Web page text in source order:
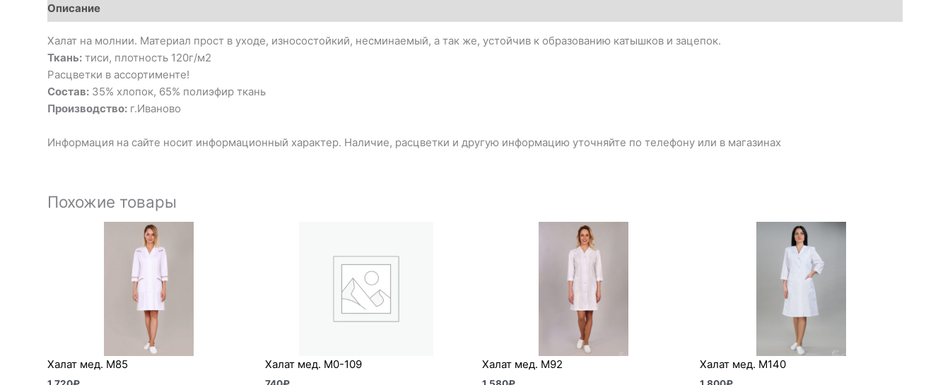
Описание
Халат на молнии. Материал прост в уходе, износостойкий, несминаемый, а так же, устойчив к образованию катышков и зацепок.
Ткань: тиси, плотность 120г/м2
Расцветки в ассортименте!
Состав: 35% хлопок, 65% полиэфир ткань
Производство: г.Иваново
Информация на сайте носит информационный характер. Наличие, расцветки и другую информацию уточняйте по телефону или в магазинах
Похожие товары
Халат мед. М85 Халат мед. М0-109 Халат мед. М92 Халат мед. М140